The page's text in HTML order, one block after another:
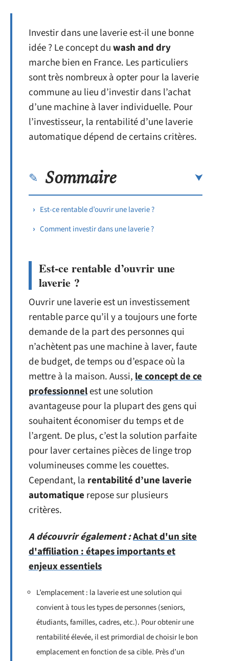
Investir dans une laverie est-il une bonne
idée ? Le concept duwash and dry
marche bien en France. Les particuliers
sont très nombreux à opter pour la laverie
commune au lieu d’investir dans l’achat
d’une machine à laver individuelle. Pour
l’investisseur, la rentabilité d’une laverie
automatique dépend de certains critères.
Sommaire
Est-ce rentable d’ouvrir une laverie ?
Comment investir dans une laverie ?
Est-ce rentable d’ouvrir une
laverie ?
Ouvrir une laverie est un investissement
rentable parce qu’il y a toujours une forte
demande de la part des personnes qui
n’achètent pas une machine à laver, faute
de budget, de temps ou d’espace où la
mettre à la maison. Aussi,le concept de ce
professionnelest une solution
avantageuse pour la plupart des gens qui
souhaitent économiser du temps et de
l’argent. De plus, c’est la solution parfaite
pour laver certaines pièces de linge trop
volumineuses comme les couettes.
Cependant, la rentabilité d’une laverie
automatique repose sur plusieurs
critères.
A découvrir également :Achat d'un site
d'affiliation : étapes importants et
enjeux essentiels
L’emplacement : la laverie est une solution qui
convient à tous les types de personnes (seniors,
étudiants, familles, cadres, etc.). Pour obtenir une
rentabilité élevée, il est primordial de choisir le bon
emplacement en fonction de sa cible. Près d’un